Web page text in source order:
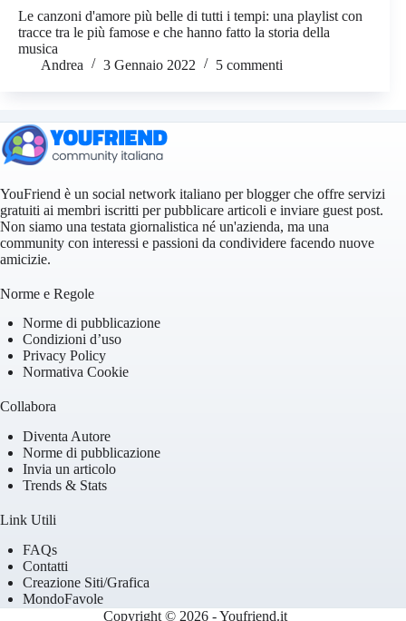
Le canzoni d'amore più belle di tutti i tempi: una playlist con
tracce tra le più famose e che hanno fatto la storia della
musica
Andrea
3 Gennaio 2022 5 commenti
YouFriend è un social network italiano per blogger che offre servizi
gratuiti ai membri iscritti per pubblicare articoli e inviare guest post.
Non siamo una testata giornalistica né un'azienda, ma una
community con interessi e passioni da condividere facendo nuove
amicizie.
Norme e Regole
Norme di pubblicazione
Condizioni d’uso
Privacy Policy
Normativa Cookie
Collabora
Diventa Autore
Norme di pubblicazione
Invia un articolo
Trends & Stats
Link Utili
FAQs
Contatti
Creazione Siti/Grafica
MondoFavole
Copyright © 2026 - Youfriend.it